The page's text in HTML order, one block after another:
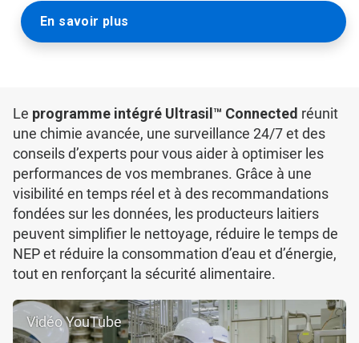
En savoir plus
Le programme intégré Ultrasil™ Connected réunit
une chimie avancée, une surveillance 24/7 et des
conseils d’experts pour vous aider à optimiser les
performances de vos membranes. Grâce à une
visibilité en temps réel et à des recommandations
fondées sur les données, les producteurs laitiers
peuvent simplifier le nettoyage, réduire le temps de
NEP et réduire la consommation d’eau et d’énergie,
tout en renforçant la sécurité alimentaire.
Vidéo YouTube